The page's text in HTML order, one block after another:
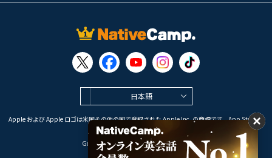
日本語
Apple および Apple ロゴは米国その他の国で登録された Apple Inc. の商標です。App Store は
Apple Inc. のサービスマークです。
Google Play は Google LLC の商標です。